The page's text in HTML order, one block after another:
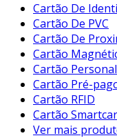
Cartão De
Cartão De PVC
Cartão De
Cartão
Cartão
Cartão Pré-
Cartão RFID
Cartão
Ver mais